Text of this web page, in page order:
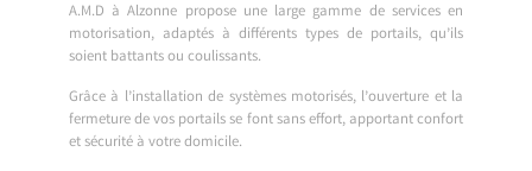
A.M.D à Alzonne propose une large gamme de services en
motorisation, adaptés à différents types de portails, qu’ils
soient battants ou coulissants.
Grâce à l’installation de systèmes motorisés, l’ouverture et la
fermeture de vos portails se font sans effort, apportant confort
et sécurité à votre domicile.